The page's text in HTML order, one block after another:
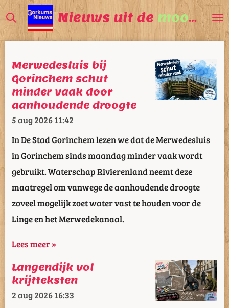
Ga
direct
naar
de
hoofdinhoud
Nieuws uit de mooiste
Merwedesluis bij
Gorinchem schut
minder vaak door
aanhoudende droogte
5 aug 202611:42
In De Stad Gorinchem lezen we dat de Merwedesluis
in Gorinchem sinds maandag minder vaak wordt
gebruikt. Waterschap Rivierenland neemt deze
maatregel om vanwege de aanhoudende droogte
zoveel mogelijk zoet water vast te houden voor de
Linge en het Merwedekanaal.
Lees meer »
Langendijk vol
krijtteksten
2 aug 202616:33